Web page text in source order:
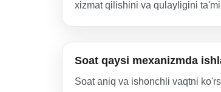
xizmat qilishini va qulayligini
Soat qaysi mexanizmda
Soat aniq va ishonchli vaqtni